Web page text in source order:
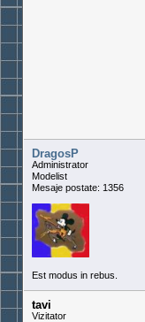
DragosP
Administrator
Modelist
Mesaje postate: 1356
Est modus in rebus.
tavi
Vizitator